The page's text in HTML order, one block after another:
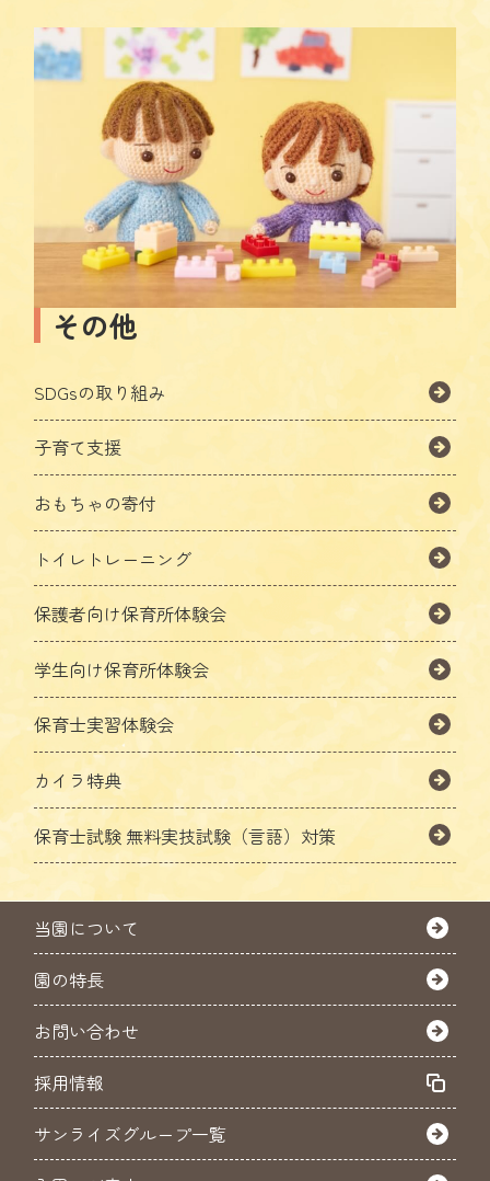
その他
SDGsの取り組み
子育て支援
おもちゃの寄付
トイレトレーニング
保護者向け保育所体験会
学生向け保育所体験会
保育士実習体験会
カイラ特典
保育士試験 無料実技試験（言語）対策
当園について
園の特長
お問い合わせ
採用情報
サンライズグループ一覧